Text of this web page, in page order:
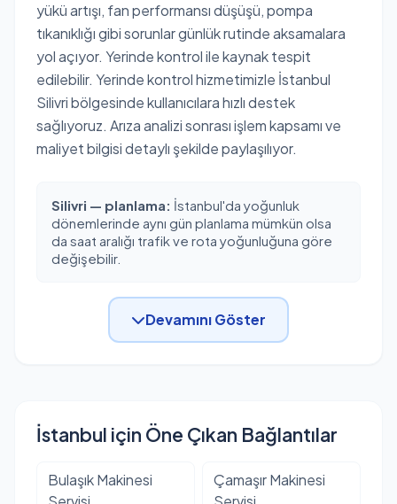
yükü artışı, fan performansı düşüşü, pompa
tıkanıklığı gibi sorunlar günlük rutinde aksamalara
yol açıyor. Yerinde kontrol ile kaynak tespit
edilebilir. Yerinde kontrol hizmetimizle İstanbul
Silivri bölgesinde kullanıcılara hızlı destek
sağlıyoruz. Arıza analizi sonrası işlem kapsamı ve
maliyet bilgisi detaylı şekilde paylaşılıyor.
Silivri — planlama: İstanbul'da yoğunluk
dönemlerinde aynı gün planlama mümkün olsa
da saat aralığı trafik ve rota yoğunluğuna göre
değişebilir.
Devamını Göster
İstanbul için Öne Çıkan Bağlantılar
Bulaşık Makinesi
Çamaşır Makinesi